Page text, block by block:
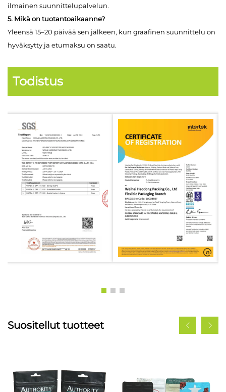
ilmainen suunnittelupalvelun.
5. Mikä on tuotantoaikaanne?
Yleensä 15–20 päivää sen jälkeen, kun graafinen suunnittelu on
hyväksytty ja etumaksu on saatu.
Todistus
Suositellut tuotteet